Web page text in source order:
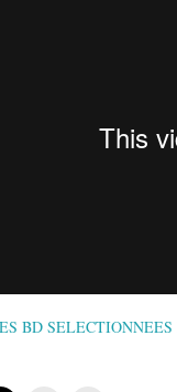
BD SELECTIONNEES